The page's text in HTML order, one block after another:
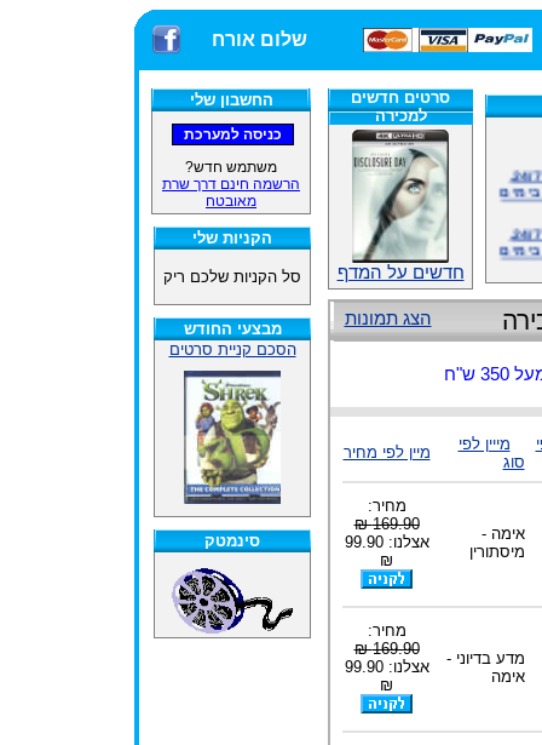
שלום אורח
החשבון שלי
משתמש חדש?
הרשמה חינם דרך שרת
מאובטח
הקניות שלי
סל הקניות שלכם ריק
מבצעי החודש
הסכם קניית סרטים
סינמטק
סרטים חדשים
למכירה
חדשים על המדף
הצג תמונות
ש"ח
מייין לפי
סוג
מיין לפי מחיר
אימה -
מיסתורין
מחיר:
169.90 ₪
אצלנו: 99.90
₪
מדע בדיוני -
אימה
מחיר:
169.90 ₪
אצלנו: 99.90
₪